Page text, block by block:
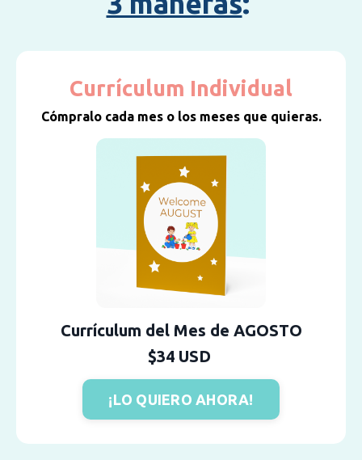
Currículum Individual
Cómpralo cada mes o los meses que quieras.
Currículum del Mes de AGOSTO
$34 USD
¡LO QUIERO AHORA!